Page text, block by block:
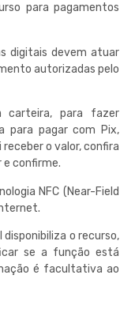
para pagamentos
digitais devem atuar
autorizadas pelo
carteira, para fazer
para pagar com Pix,
o valor, confira
e confirme.
NFC (Near-Field
o recurso,
se a função está
é facultativa ao